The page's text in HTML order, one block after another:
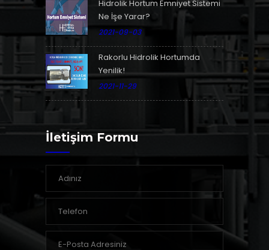
Hidrolik Hortum Emniyet Sistemi
Ne İşe Yarar?
2021-09-03
Rakorlu Hidrolik Hortumda
Yenilik!
2021-11-29
İletişim Formu